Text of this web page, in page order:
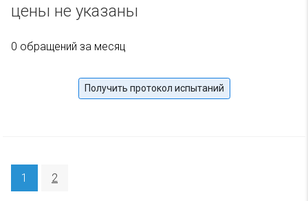
цены не указаны
0 обращений за месяц
Получить протокол испытаний
1 2